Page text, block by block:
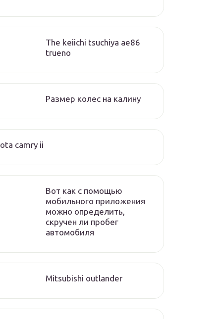
The keiichi tsuchiya ae86
trueno
Размер колес на калину
camry ii
Вот как с помощью
мобильного приложения
можно определить,
скручен ли пробег
автомобиля
Mitsubishi outlander